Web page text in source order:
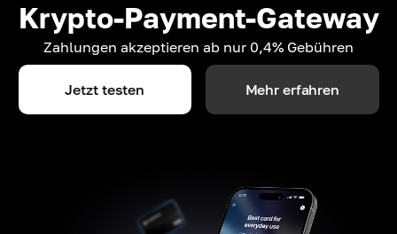
Krypto-Payment-Gateway
Zahlungen akzeptieren ab nur 0,4% Gebühren
Jetzt testen Mehr erfahren